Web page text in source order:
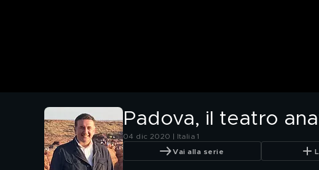
Padova, il teatro
04 dic 2020 | Italia 1
Vai alla serie